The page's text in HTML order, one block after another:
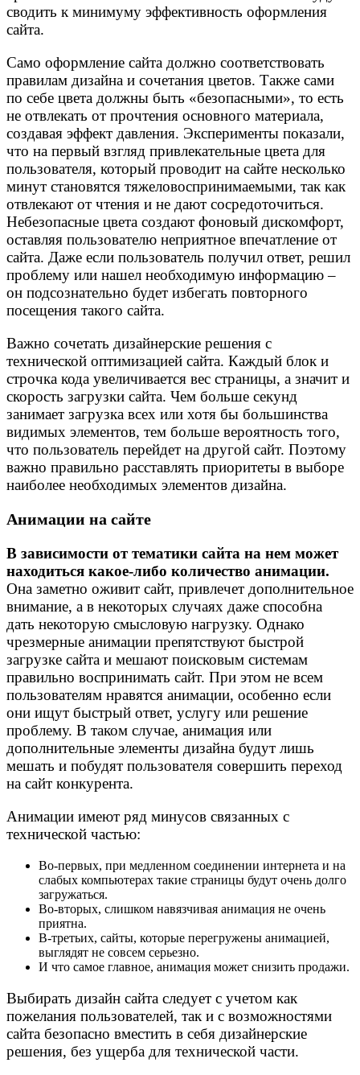
сводить к минимуму эффективность оформления
сайта.
Само оформление сайта должно соответствовать
правилам дизайна и сочетания цветов. Также сами
по себе цвета должны быть «безопасными», то есть
не отвлекать от прочтения основного материала,
создавая эффект давления. Эксперименты показали,
что на первый взгляд привлекательные цвета для
пользователя, который проводит на сайте несколько
минут становятся тяжеловоспринимаемыми, так как
отвлекают от чтения и не дают сосредоточиться.
Небезопасные цвета создают фоновый дискомфорт,
оставляя пользователю неприятное впечатление от
сайта. Даже если пользователь получил ответ, решил
проблему или нашел необходимую информацию –
он подсознательно будет избегать повторного
посещения такого сайта.
Важно сочетать дизайнерские решения с
технической оптимизацией сайта. Каждый блок и
строчка кода увеличивается вес страницы, а значит и
скорость загрузки сайта. Чем больше секунд
занимает загрузка всех или хотя бы большинства
видимых элементов, тем больше вероятность того,
что пользователь перейдет на другой сайт. Поэтому
важно правильно расставлять приоритеты в выборе
наиболее необходимых элементов дизайна.
Анимации на сайте
В зависимости от тематики сайта на нем может
находиться какое-либо количество анимации.
Она заметно оживит сайт, привлечет дополнительное
внимание, а в некоторых случаях даже способна
дать некоторую смысловую нагрузку. Однако
чрезмерные анимации препятствуют быстрой
загрузке сайта и мешают поисковым системам
правильно воспринимать сайт. При этом не всем
пользователям нравятся анимации, особенно если
они ищут быстрый ответ, услугу или решение
проблему. В таком случае, анимация или
дополнительные элементы дизайна будут лишь
мешать и побудят пользователя совершить переход
на сайт конкурента.
Анимации имеют ряд минусов связанных с
технической частью:
Во-первых, при медленном соединении интернета и на
слабых компьютерах такие страницы будут очень долго
загружаться.
Во-вторых, слишком навязчивая анимация не очень
приятна.
В-третьих, сайты, которые перегружены анимацией,
выглядят не совсем серьезно.
И что самое главное, анимация может снизить продажи.
Выбирать дизайн сайта следует с учетом как
пожелания пользователей, так и с возможностями
сайта безопасно вместить в себя дизайнерские
решения, без ущерба для технической части.